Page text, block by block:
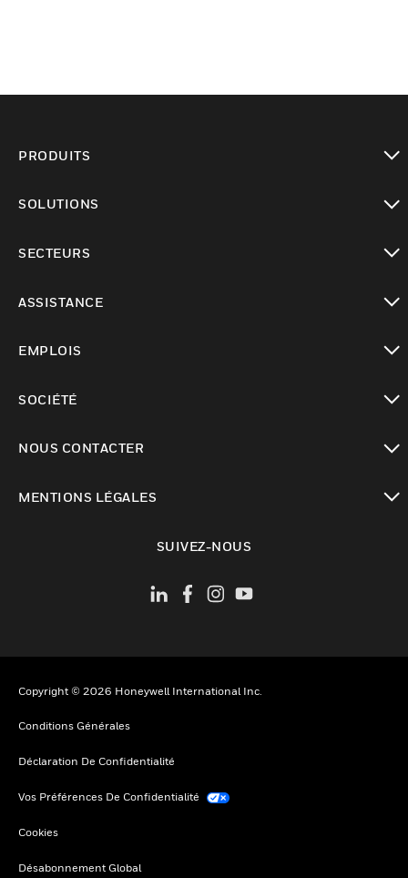
PRODUITS
SOLUTIONS
SECTEURS
ASSISTANCE
EMPLOIS
SOCIÉTÉ
NOUS CONTACTER
MENTIONS LÉGALES
SUIVEZ-NOUS
Copyright © 2026 Honeywell International Inc.
Conditions Générales
Déclaration De Confidentialité
Vos Préférences De Confidentialité
Cookies
Désabonnement Global